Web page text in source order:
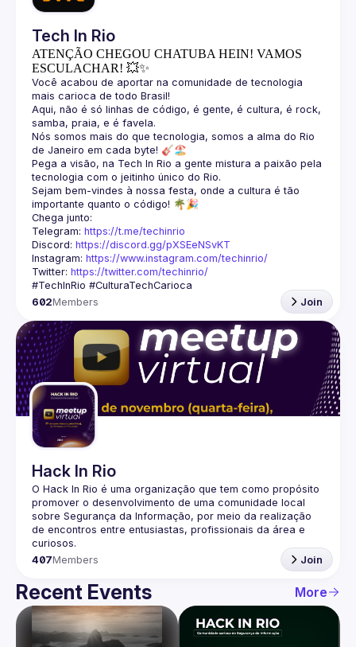
Tech In Rio
ATENÇÃO CHEGOU CHATUBA HEIN! VAMOS
ESCULACHAR! 💥✨
Você acabou de aportar na comunidade de tecnologia
Aqui, não é só linhas de código, é gente, é cultura, é rock,
Nós somos mais do que tecnologia, somos a alma do Rio
Pega a visão, na Tech In Rio a gente mistura a paixão pela
Sejam bem-vindes à nossa festa, onde a cultura é tão
Telegram: https://t.me/techinrio
Discord: https://discord.gg/pXSEeNSvKT
Instagram: https://www.instagram.com/techinrio/
Twitter: https://twitter.com/techinrio/
602Members Join
Hack In Rio
O Hack In Rio é uma organização que tem como propósito
promover o desenvolvimento de uma comunidade local
sobre Segurança da Informação, por meio da realização
de encontros entre entusiastas, profissionais da área e
407Members Join
Recent Events More